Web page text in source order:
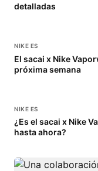
detalladas
NIKE ES
El sacai x Nike
próxima semana
NIKE ES
¿Es el sacai x Nike
hasta ahora?